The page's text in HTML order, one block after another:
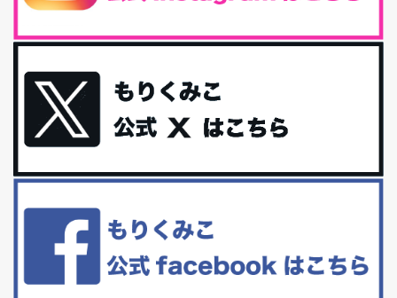
最近お風呂上がりの炭酸水をシリカシリカにしているんだけど確か
今回は、最近毎回定期的に購入している「楽天ふるさと納税」の返
礼品トップ５を紹介します。今までいろ...
更年期を穏やかに乗りきるために今できる５つのこと。
アラフィフからの体と心の整え方。 私も気づけばアラフィフ、これ
といった更年期症状はまだ...
白髪・美容・免疫力、現代人に足りないのは海藻！
リーブオイルorごま油をたらす。&n...